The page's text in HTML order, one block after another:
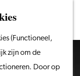
(Functioneel,
zijn om de
Door op
Vanaf het water
wandelen
Winkelen
Eten & drinken